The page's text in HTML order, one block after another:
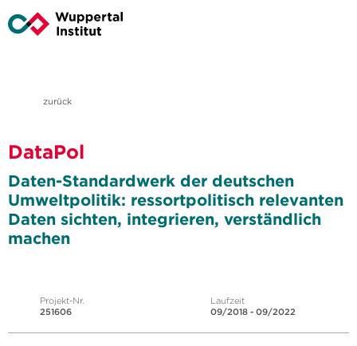
zurück
DataPol
Daten-Standardwerk der deutschen
Umweltpolitik: ressortpolitisch relevanten
Daten sichten, integrieren, verständlich
machen
Projekt-Nr.
251606
Laufzeit
09/2018 - 09/2022